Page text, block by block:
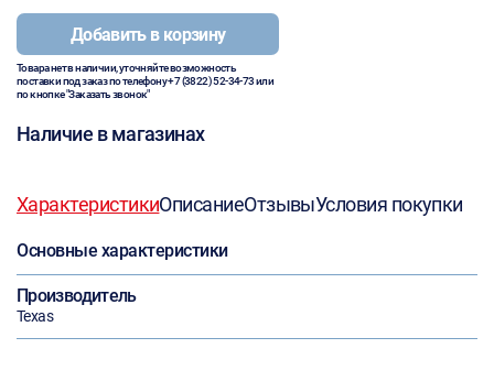
Добавить в корзину
Товара нет в наличии, уточняйте возможность
поставки под заказ по телефону+7 (3822) 52-34-73или
по кнопке "Заказать звонок"
Наличие в магазинах
ХарактеристикиОписаниеОтзывыУсловия покупки
Основные характеристики
Производитель
Texas